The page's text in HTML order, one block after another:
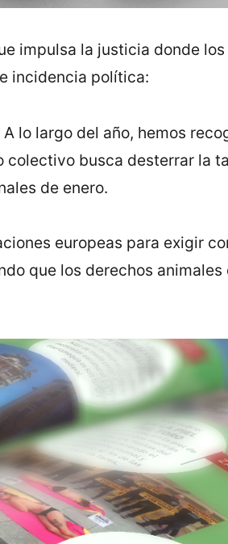
impulsa la justicia donde
incidencia política:
A lo largo del año, hemos
colectivo busca desterrar la
de enero.
europeas para exigir
que los derechos